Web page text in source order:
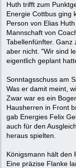
Huth trifft zum
Energie Cottbus ging
Person von Elias
Mannschaft von
Tabellenfünfter. Ganz
aber nicht. "Wir sind
eigentlich geplant
Sonntagsschuss am
Was er damit meint,
Zwar war es ein
Hausherren in Front
gab Energies Felix
auch für den
heraus spielten.
Königsmann hält den
Eine präzise Flanke